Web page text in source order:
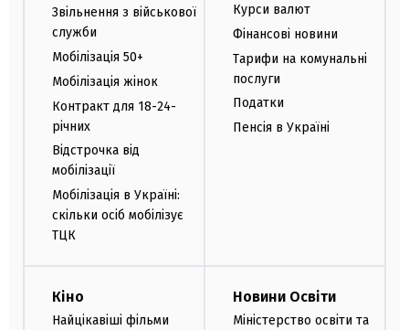
Звільнення з військової
служби
Мобілізація 50+
Мобілізація жінок
Контракт для 18-24-
річних
Відстрочка від
мобілізації
Мобілізація в Україні:
скільки осіб мобілізує
ТЦК
Курси валют
Фінансові новини
Тарифи на комунальні
послуги
Податки
Пенсія в Україні
Кіно
Найцікавіші фільми
Новини Освіти
Міністерство освіти та